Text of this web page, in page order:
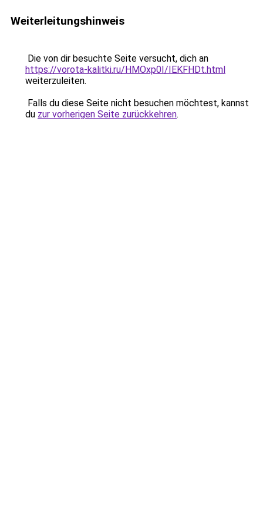
Weiterleitungshinweis
Die von dir besuchte Seite versucht, dich an
https://vorota-kalitki.ru/HMOxp0I/IEKFHDt.html
weiterzuleiten.
Falls du diese Seite nicht besuchen möchtest, kannst
du zur vorherigen Seite zurückkehren.